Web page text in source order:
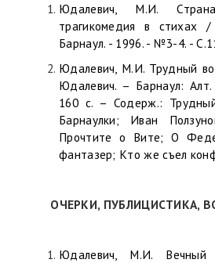
Юдалевич, М.И.
трагикомедия в
Барнаул. - 1996. - №3-4. -
Юдалевич, М.И. Трудный
Юдалевич. – Барнаул:
160 с. – Содерж.:
Барнаулки; Иван
Прочтите о Вите; О
фантазер; Кто же съел
ОЧЕРКИ, ПУБЛИЦИСТИКА,
Юдалевич, М.И. Вечный